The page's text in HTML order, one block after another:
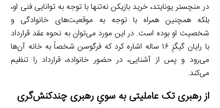
در منچستر یونایتد، خرید بازیکن نه‌تنها با توجه به توانایی فنی او،
بلکه همچنین همراه با توجه به موقعیت‌های خانوادگی و
شخصیت او بوده است. در این مورد می‌توان به نحوه عقد قرارداد
با رایان گیگزِ ۱۶ ساله اشاره کرد که فرگوسن شخصاً به خانه آن‌ها
می‌رود و پس از آشنایی، در حضور خانواده، قرارداد را تنظیم
می‌کند.
از رهبری تک عاملیتی به سویِ رهبری چندکنش‌گری